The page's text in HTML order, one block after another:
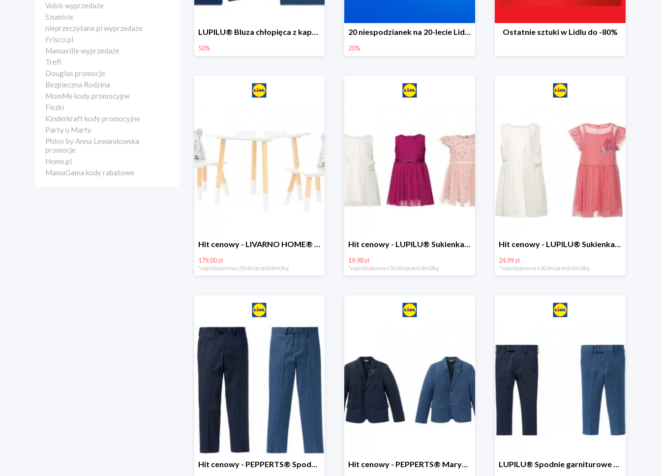
Vobis wyprzedaże
Szumisie
nieprzeczytane.pl wyprzedaże
Frisco.pl
Mamaville wyprzedaże
Trefl
Douglas promocje
Bezpieczna Rodzina
MomMe kody promocyjne
Fiszki
Kinderkraft kody promocyjne
Party u Marty
Phlov by Anna Lewandowska
promocje
Home.pl
MamaGama kody rabatowe
LUPILU® Bluza chłopięca z kapturem
50%
20 niespodzianek na 20-lecie Lidla do -20%
20%
Ostatnie sztuki w Lidlu do -80%
Hit cenowy - LIVARNO HOME® Stolik i 2 krzesełka dla dzieci
179.00 zł
*najniższa cena z 30 dni przed obniżką
Hit cenowy - LUPILU® Sukienka niemowlęca
19.98 zł
*najniższa cena z 30 dni przed obniżką
Hit cenowy - LUPILU® Sukienka dziewczęca
24.99 zł
*najniższa cena z 30 dni przed obniżką
Hit cenowy - PEPPERTS® Spodnie garniturowe młodzieżowe Hit cenowy - PEPPERTS® Marynarka młodzieżowa LUPILU® Spodnie garniturowe chłopięce